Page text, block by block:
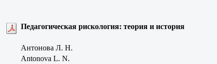
Педагогическая рискология: теория и история
Антонова Л. Н.
Antonova L. N.